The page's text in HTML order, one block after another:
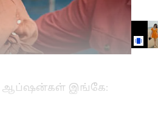
ஆப்ஷன்கள் இங்கே: